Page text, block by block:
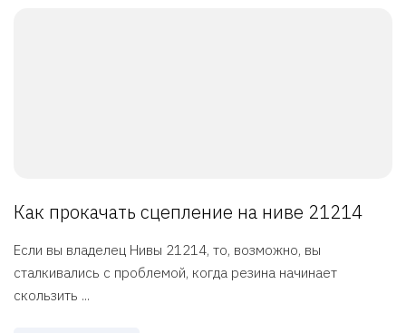
Как прокачать сцепление на ниве 21214
Если вы владелец Нивы 21214, то, возможно, вы
сталкивались с проблемой, когда резина начинает
скользить ...